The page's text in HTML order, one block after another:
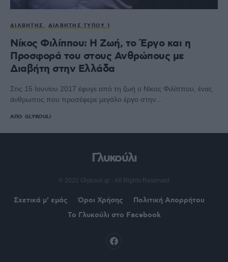
ΔΙΑΒΉΤΗΣ ΔΙΑΒΉΤΗΣ ΤΎΠΟΥ 1
Νίκος Φιλίππου: Η Ζωή, το Έργο και η
Προσφορά του στους Ανθρώπους με
Διαβήτη στην Ελλάδα
Στις 15 Ιουνίου 2017 έφυγε από τη ζωή ο Νίκος Φιλίππου, ένας
άνθρωπος που προσέφερε μεγάλο έργο στην…
ΑΠΌ GLYKOULI
Γλυκούλι
© 2022 Glykouli.gr · All Rights Reserved
Σχετικά μ’ εμάς Όροι Χρήσης
Πολιτική Απορρήτου
Το Γλυκούλι στο Facebook